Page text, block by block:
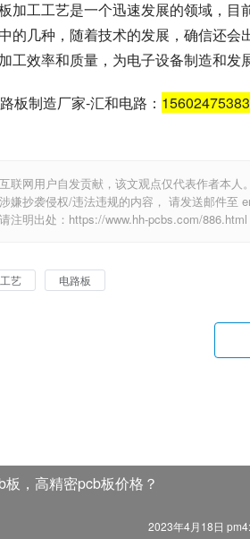
加工工艺是一个迅速发展的领域，
的几种，随着技术的发展，确信还
工效率和质量，为电子设备制造和发
板制造厂家-汇和电路： 15602475383
联网用户自发贡献，该文观点仅代表作者本
嫌抄袭侵权/违法违规的内容， 请发送邮件至
注明出处：https://www.hh-pcbs.com/886.html
工艺 电路板
板，高精密pcb板价格？
2023年4月18日